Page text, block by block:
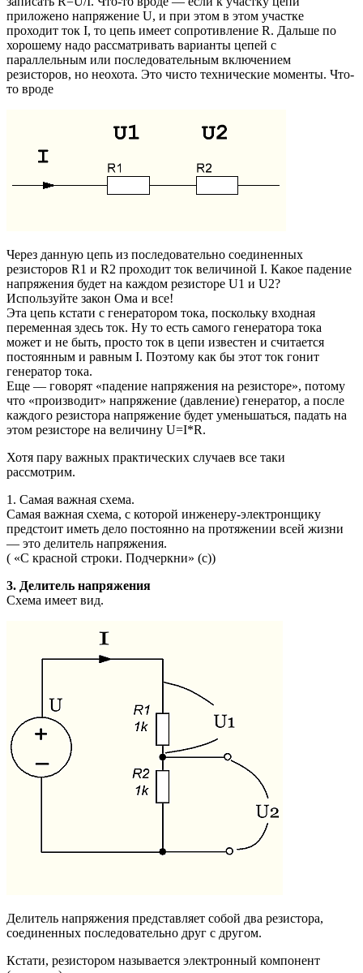
приложено напряжение U, и при этом в этом участке
проходит ток I, то цепь имеет сопротивление R. Дальше по
хорошему надо рассматривать варианты цепей с
параллельным или последовательным включением
резисторов, но неохота. Это чисто технические моменты. Что-
то вроде
Через данную цепь из последовательно соединенных
резисторов R1 и R2 проходит ток величиной I. Какое падение
напряжения будет на каждом резисторе U1 и U2?
Используйте закон Ома и все!
Эта цепь кстати с генератором тока, поскольку входная
переменная здесь ток. Ну то есть самого генератора тока
может и не быть, просто ток в цепи известен и считается
постоянным и равным I. Поэтому как бы этот ток гонит
генератор тока.
Еще — говорят «падение напряжения на резисторе», потому
что «производит» напряжение (давление) генератор, а после
каждого резистора напряжение будет уменьшаться, падать на
этом резисторе на величину U=I*R.
Хотя пару важных практических случаев все таки
рассмотрим.
1. Самая важная схема.
Самая важная схема, с которой инженеру-электронщику
предстоит иметь дело постоянно на протяжении всей жизни
— это делитель напряжения.
( «С красной строки. Подчеркни» (с))
3. Делитель напряжения
Схема имеет вид.
Делитель напряжения представляет собой два резистора,
соединенных последовательно друг с другом.
Кстати, резистором называется электронный компонент